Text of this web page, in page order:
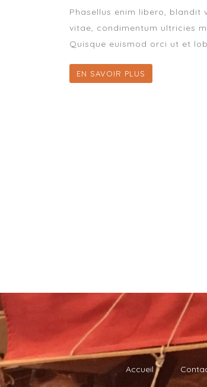
Phasellus enim libero, blandit
vitae, condimentum ultricies
Quisque euismod orci ut et
EN SAVOIR PLUS
Accueil